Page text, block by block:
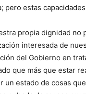
pero estas
propia dignidad
interesada de
del Gobierno en
que más que estar
un estado de cosas